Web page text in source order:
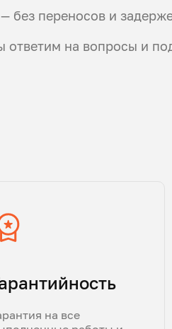
без переносов и
на вопросы и
на все